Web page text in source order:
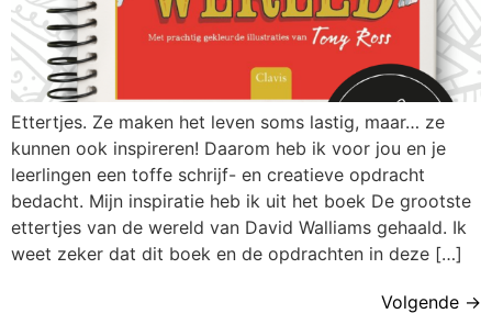
Ettertjes. Ze maken het leven soms lastig, maar… ze
kunnen ook inspireren! Daarom heb ik voor jou en je
leerlingen een toffe schrijf- en creatieve opdracht
bedacht. Mijn inspiratie heb ik uit het boek De grootste
ettertjes van de wereld van David Walliams gehaald. Ik
weet zeker dat dit boek en de opdrachten in deze […]
Volgende →